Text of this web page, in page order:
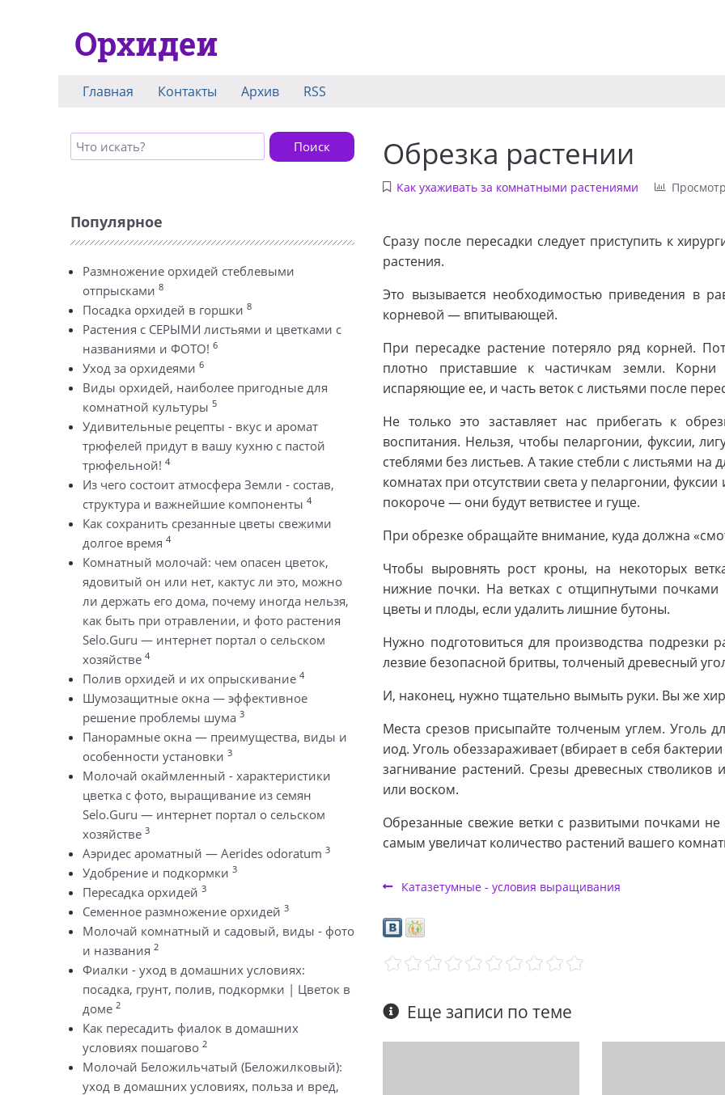
Орхидеи
Главная Контакты Архив RSS
Поиск
Популярное
Размножение орхидей стеблевыми
отпрысками 8
Посадка орхидей в горшки 8
Растения с СЕРЫМИ листьями и цветками с
названиями и ФОТО! 6
Уход за орхидеями 6
Виды орхидей, наиболее пригодные для
комнатной культуры 5
Удивительные рецепты - вкус и аромат
трюфелей придут в вашу кухню с пастой
трюфельной! 4
Из чего состоит атмосфера Земли - состав,
структура и важнейшие компоненты 4
Как сохранить срезанные цветы свежими
долгое время 4
Комнатный молочай: чем опасен цветок,
ядовитый он или нет, кактус ли это, можно
ли держать его дома, почему иногда нельзя,
как быть при отравлении, и фото растения
Selo.Guru — интернет портал о сельском
хозяйстве 4
Полив орхидей и их опрыскивание 4
Шумозащитные окна — эффективное
решение проблемы шума 3
Панорамные окна — преимущества, виды и
особенности установки 3
Молочай окаймленный - характеристики
цветка с фото, выращивание из семян
Selo.Guru — интернет портал о сельском
хозяйстве 3
Аэридес ароматный — Aerides odoratum 3
Удобрение и подкормки 3
Пересадка орхидей 3
Семенное размножение орхидей 3
Молочай комнатный и садовый, виды - фото
и названия 2
Фиалки - уход в домашних условиях:
посадка, грунт, полив, подкормки | Цветок в
доме 2
Как пересадить фиалок в домашних
условиях пошагово 2
Молочай Беложильчатый (Беложилковый):
уход в домашних условиях, польза и вред,
Обрезка растении
Как ухаживать за комнатными растениями
Сразу после пересадки следует приступить к
растения.
Это вызывается необходимостью приведения в
корневой — впитывающей.
При пересадке растение потеряло ряд корней.
плотно приставшие к частичкам земли.
испаряющие ее, и часть веток с листьями после
Не только это заставляет нас прибегать к
воспитания. Нельзя, чтобы пеларгонии, фуксии,
стеблями без листьев. А такие стебли с листьями
комнатах при отсутствии света у пеларгонии,
покороче — они будут ветвистее и гуще.
При обрезке обращайте внимание, куда должна
Чтобы выровнять рост кроны, на некоторых
нижние почки. На ветках с отщипнутыми почками
цветы и плоды, если удалить лишние бутоны.
Нужно подготовиться для производства подрезки
лезвие безопасной бритвы, толченый древесный
И, наконец, нужно тщательно вымыть руки. Вы же
Места срезов присыпайте толченым углем. Уголь
иод. Уголь обеззараживает (вбирает в себя
загнивание растений. Срезы древесных
или воском.
Обрезанные свежие ветки с развитыми почками
самым увеличат количество растений вашего
Катазетумные - условия выращивания
Еще записи по теме